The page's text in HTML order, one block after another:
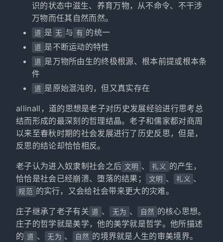
识的状态中滋生、养育万物，从不命令、不干涉
万物而任其自然而然。
道 是 无 与 有 的统一
道 是不断运动的特性
道 是万物所由生的终极根源、根本前提或根本条
件
道 是原始混沌的，但又真实存在
allinall，道的思想是老子对历史发展经验进行思考总
结而形成的最深刻的哲理结晶。老子和儒家都对商周
以来至春秋时期的社会发展进行了历史反思，但是，
反思的结论却恰恰相反。
老子认为进入奴隶制社会之后 文明 、 礼义 的产生，
恰恰是社会已经崩溃、堕落的结果；
文明 、 礼义 、
规范 的实行，又会给社会带来更大的灾难。
庄子继承了老子有关 道 、 无为 、 自然 的核心思想。
庄子的哲学就是美学，他的美学就是哲学。他所描述
的 道 、 无为 、 自然 的境界就是人生的审美境界。